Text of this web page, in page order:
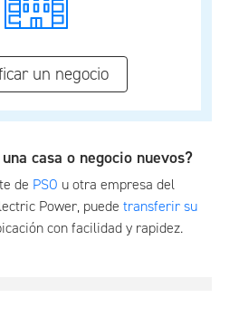
un negocio
casa o negocio nuevos?
de PSO u otra empresa del
Power, puede transferir su
con facilidad y rapidez.